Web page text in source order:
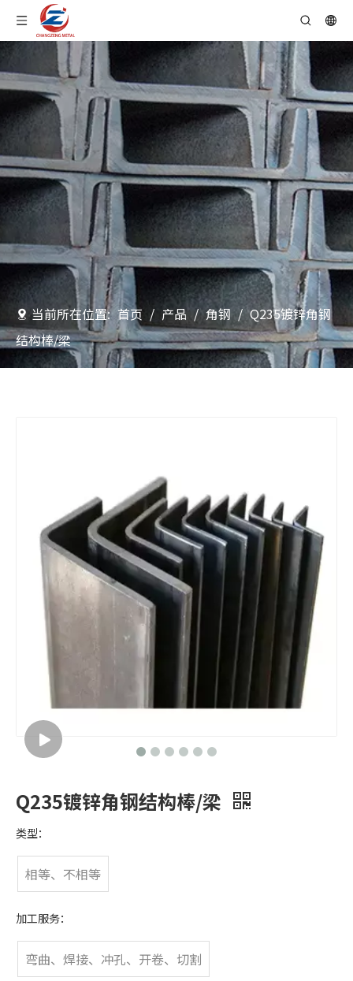
当前所在位置: 首页 / 产品 / 角钢 / Q235镀锌角钢
结构棒/梁
Q235镀锌角钢结构棒/梁
类型：
相等、不相等
加工服务：
弯曲、焊接、冲孔、开卷、切割